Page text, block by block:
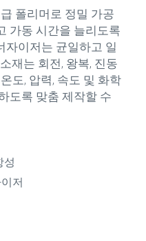
폴리머로 정밀 가공
가동 시간을 늘리도록
자이저는 균일하고 일
재는 회전, 왕복, 진동
도, 압력, 속도 및 화학
도록 맞춤 제작할 수
성
저